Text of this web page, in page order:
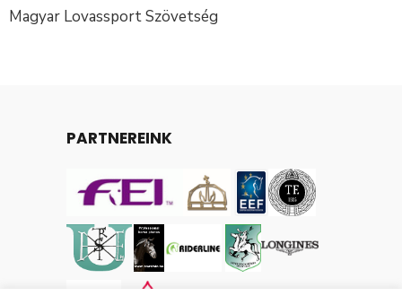
Magyar Lovassport Szövetség
PARTNEREINK